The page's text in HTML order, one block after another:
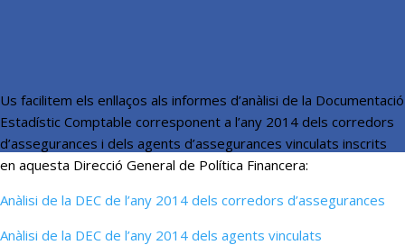
Us facilitem els enllaços als informes d’anàlisi de la Documentació
Estadístic Comptable corresponent a l’any 2014 dels corredors
d’assegurances i dels agents d’assegurances vinculats inscrits
en aquesta Direcció General de Política Financera:
Anàlisi de la DEC de l’any 2014 dels corredors d’assegurances
Anàlisi de la DEC de l’any 2014 dels agents vinculats